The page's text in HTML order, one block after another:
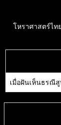
โหราศาสตร์ไทย
เมื่อฝันเห็นธรณี